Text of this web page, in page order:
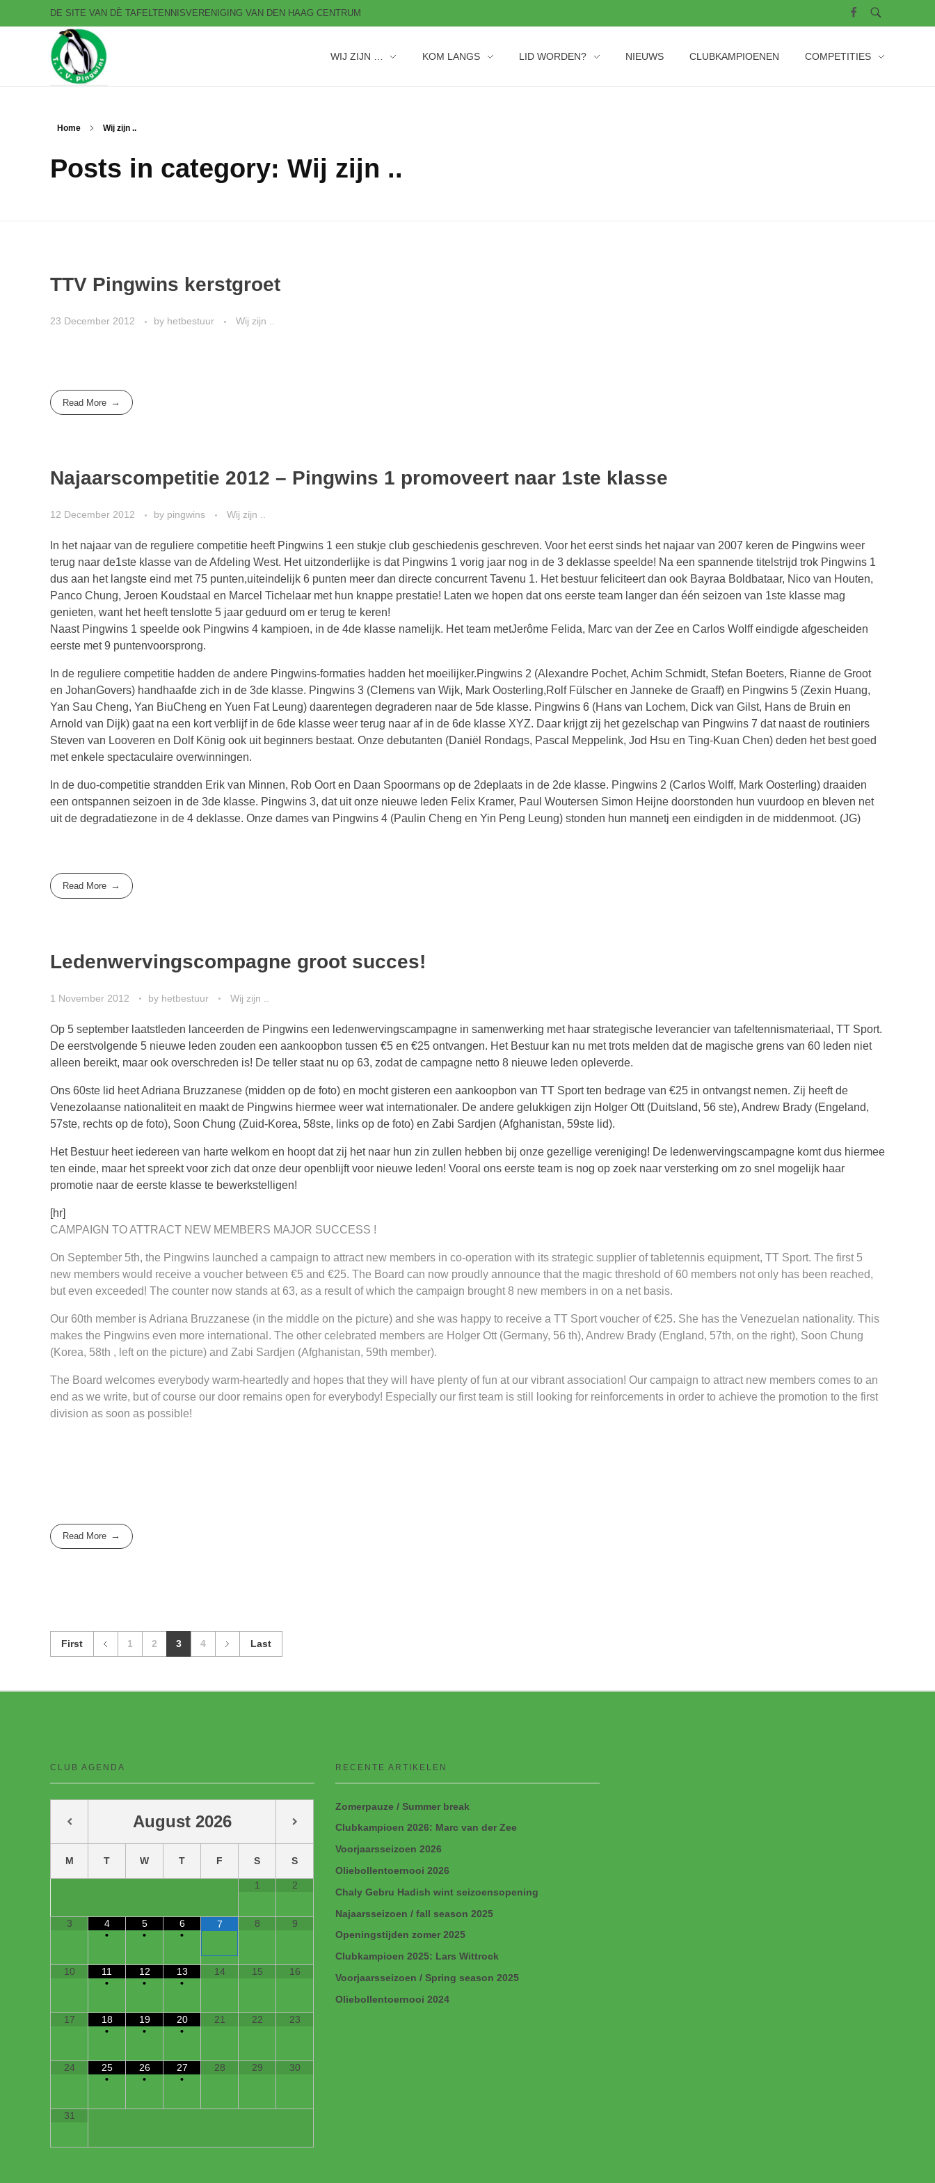
DE SITE VAN DÈ TAFELTENNISVERENIGING VAN DEN HAAG CENTRUM
T.T.V. Pingwins
WIJ ZIJN … KOM LANGS LID WORDEN? NIEUWS CLUBKAMPIOENEN COMPETITIES
Home Wij zijn ..
Posts in category: Wij zijn ..
TTV Pingwins kerstgroet
23 December 2012 by hetbestuur Wij zijn ..
Read More
Najaarscompetitie 2012 – Pingwins 1 promoveert naar 1ste klasse
12 December 2012 by pingwins Wij zijn ..
In het najaar van de reguliere competitie heeft Pingwins 1 een stukje club geschiedenis geschreven. Voor het eerst sinds het najaar van 2007 keren de Pingwins weer
terug naar de1ste klasse van de Afdeling West. Het uitzonderlijke is dat Pingwins 1 vorig jaar nog in de 3 deklasse speelde! Na een spannende titelstrijd trok Pingwins 1
dus aan het langste eind met 75 punten,uiteindelijk 6 punten meer dan directe concurrent Tavenu 1. Het bestuur feliciteert dan ook Bayraa Boldbataar, Nico van Houten,
Panco Chung, Jeroen Koudstaal en Marcel Tichelaar met hun knappe prestatie! Laten we hopen dat ons eerste team langer dan één seizoen van 1ste klasse mag
genieten, want het heeft tenslotte 5 jaar geduurd om er terug te keren!
Naast Pingwins 1 speelde ook Pingwins 4 kampioen, in de 4de klasse namelijk. Het team metJerôme Felida, Marc van der Zee en Carlos Wolff eindigde afgescheiden
eerste met 9 puntenvoorsprong.
In de reguliere competitie hadden de andere Pingwins-formaties hadden het moeilijker.Pingwins 2 (Alexandre Pochet, Achim Schmidt, Stefan Boeters, Rianne de Groot
en JohanGovers) handhaafde zich in de 3de klasse. Pingwins 3 (Clemens van Wijk, Mark Oosterling,Rolf Fülscher en Janneke de Graaff) en Pingwins 5 (Zexin Huang,
Yan Sau Cheng, Yan BiuCheng en Yuen Fat Leung) daarentegen degraderen naar de 5de klasse. Pingwins 6 (Hans van Lochem, Dick van Gilst, Hans de Bruin en
Arnold van Dijk) gaat na een kort verblijf in de 6de klasse weer terug naar af in de 6de klasse XYZ. Daar krijgt zij het gezelschap van Pingwins 7 dat naast de routiniers
Steven van Looveren en Dolf König ook uit beginners bestaat. Onze debutanten (Daniël Rondags, Pascal Meppelink, Jod Hsu en Ting-Kuan Chen) deden het best goed
met enkele spectaculaire overwinningen.
In de duo-competitie strandden Erik van Minnen, Rob Oort en Daan Spoormans op de 2deplaats in de 2de klasse. Pingwins 2 (Carlos Wolff, Mark Oosterling) draaiden
een ontspannen seizoen in de 3de klasse. Pingwins 3, dat uit onze nieuwe leden Felix Kramer, Paul Woutersen Simon Heijne doorstonden hun vuurdoop en bleven net
uit de degradatiezone in de 4 deklasse. Onze dames van Pingwins 4 (Paulin Cheng en Yin Peng Leung) stonden hun mannetj een eindigden in de middenmoot. (JG)
Read More
Ledenwervingscompagne groot succes!
1 November 2012 by hetbestuur Wij zijn ..
Op 5 september laatstleden lanceerden de Pingwins een ledenwervingscampagne in samenwerking met haar strategische leverancier van tafeltennismateriaal, TT Sport.
De eerstvolgende 5 nieuwe leden zouden een aankoopbon tussen €5 en €25 ontvangen. Het Bestuur kan nu met trots melden dat de magische grens van 60 leden niet
alleen bereikt, maar ook overschreden is! De teller staat nu op 63, zodat de campagne netto 8 nieuwe leden opleverde.
Ons 60ste lid heet Adriana Bruzzanese (midden op de foto) en mocht gisteren een aankoopbon van TT Sport ten bedrage van €25 in ontvangst nemen. Zij heeft de
Venezolaanse nationaliteit en maakt de Pingwins hiermee weer wat internationaler. De andere gelukkigen zijn Holger Ott (Duitsland, 56 ste), Andrew Brady (Engeland,
57ste, rechts op de foto), Soon Chung (Zuid-Korea, 58ste, links op de foto) en Zabi Sardjen (Afghanistan, 59ste lid).
Het Bestuur heet iedereen van harte welkom en hoopt dat zij het naar hun zin zullen hebben bij onze gezellige vereniging! De ledenwervingscampagne komt dus hiermee
ten einde, maar het spreekt voor zich dat onze deur openblijft voor nieuwe leden! Vooral ons eerste team is nog op zoek naar versterking om zo snel mogelijk haar
promotie naar de eerste klasse te bewerkstelligen!
[hr]
CAMPAIGN TO ATTRACT NEW MEMBERS MAJOR SUCCESS !
On September 5th, the Pingwins launched a campaign to attract new members in co-operation with its strategic supplier of tabletennis equipment, TT Sport. The first 5
new members would receive a voucher between €5 and €25. The Board can now proudly announce that the magic threshold of 60 members not only has been reached,
but even exceeded! The counter now stands at 63, as a result of which the campaign brought 8 new members in on a net basis.
Our 60th member is Adriana Bruzzanese (in the middle on the picture) and she was happy to receive a TT Sport voucher of €25. She has the Venezuelan nationality. This
makes the Pingwins even more international. The other celebrated members are Holger Ott (Germany, 56 th), Andrew Brady (England, 57th, on the right), Soon Chung
(Korea, 58th , left on the picture) and Zabi Sardjen (Afghanistan, 59th member).
The Board welcomes everybody warm-heartedly and hopes that they will have plenty of fun at our vibrant association! Our campaign to attract new members comes to an
end as we write, but of course our door remains open for everybody! Especially our first team is still looking for reinforcements in order to achieve the promotion to the first
division as soon as possible!
Read More
First 1 2 3 4 Last
CLUB AGENDA
August 2026
M T W T F S S
1 2
3
4
•
5
•
6
•
7 8 9
10
11
•
12
•
13
•
14 15 16
17
18
•
19
•
20
•
21 22 23
24
25
•
26
•
27
•
28 29 30
31
RECENTE ARTIKELEN
Zomerpauze / Summer break
Clubkampioen 2026: Marc van der Zee
Voorjaarsseizoen 2026
Oliebollentoernooi 2026
Chaly Gebru Hadish wint seizoensopening
Najaarsseizoen / fall season 2025
Openingstijden zomer 2025
Clubkampioen 2025: Lars Wittrock
Voorjaarsseizoen / Spring season 2025
Oliebollentoernooi 2024